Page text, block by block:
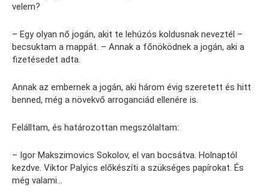
velem?
– Egy olyan nő jogán, akit te lehúzós koldusnak neveztél –
becsuktam a mappát. – Annak a főnöködnek a jogán, aki a
fizetésedet adta.
Annak az embernek a jogán, aki három évig szeretett és hitt
benned, még a növekvő arroganciád ellenére is.
Felálltam, és határozottan megszólaltam:
– Igor Makszimovics Sokolov, el van bocsátva. Holnaptól
kezdve. Viktor Palyics előkészíti a szükséges papírokat. És
még valami…